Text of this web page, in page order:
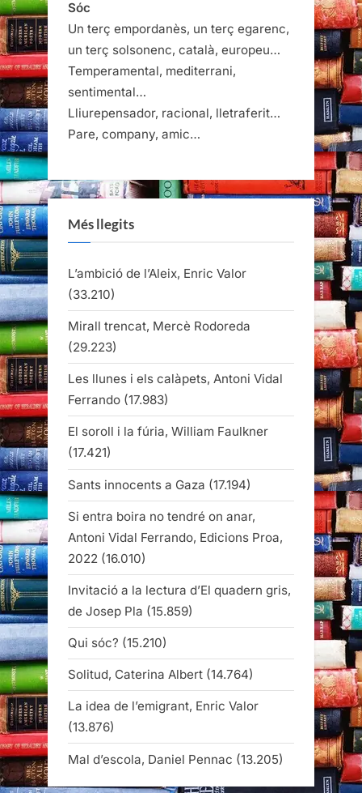
Sóc
Un terç empordanès, un terç egarenc,
un terç solsonenc, català, europeu…
Temperamental, mediterrani,
sentimental…
Lliurepensador, racional, lletraferit…
Pare, company, amic…
Més llegits
L’ambició de l’Aleix, Enric Valor
(33.210)
Mirall trencat, Mercè Rodoreda
(29.223)
Les llunes i els calàpets, Antoni Vidal
Ferrando (17.983)
El soroll i la fúria, William Faulkner
(17.421)
Sants innocents a Gaza (17.194)
Si entra boira no tendré on anar,
Antoni Vidal Ferrando, Edicions Proa,
2022 (16.010)
Invitació a la lectura d’El quadern gris,
de Josep Pla (15.859)
Qui sóc? (15.210)
Solitud, Caterina Albert (14.764)
La idea de l’emigrant, Enric Valor
(13.876)
Mal d’escola, Daniel Pennac (13.205)